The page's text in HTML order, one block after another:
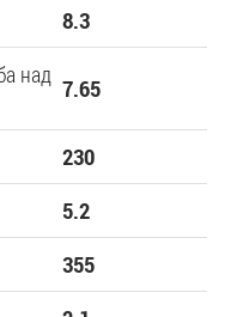
8.3
над 7.65
230
5.2
355